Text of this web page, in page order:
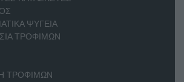
ΨΥΓΕΙΑ
ΤΡΟΦΙΜΩΝ
ΤΡΟΦΙΜΩΝ